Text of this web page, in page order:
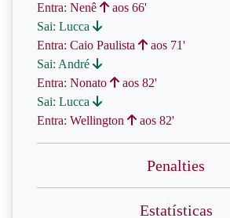
Entra: Nenê
aos 66'
Sai: Lucca
Entra: Caio Paulista
aos 71'
Sai: André
Entra: Nonato
aos 82'
Sai: Lucca
Entra: Wellington
aos 82'
Penalties
Estatísticas